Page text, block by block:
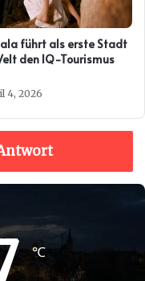
führt als erste Stadt
den IQ-Tourismus
4, 2026
℃